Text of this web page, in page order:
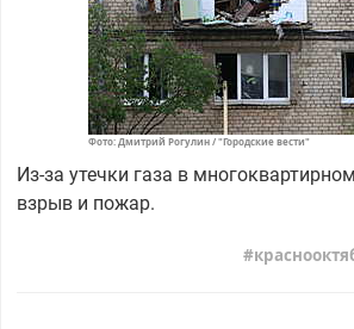
Фото: Дмитрий Рогулин / "Городские вести"
Из-за утечки газа в
взрыв и пожар.